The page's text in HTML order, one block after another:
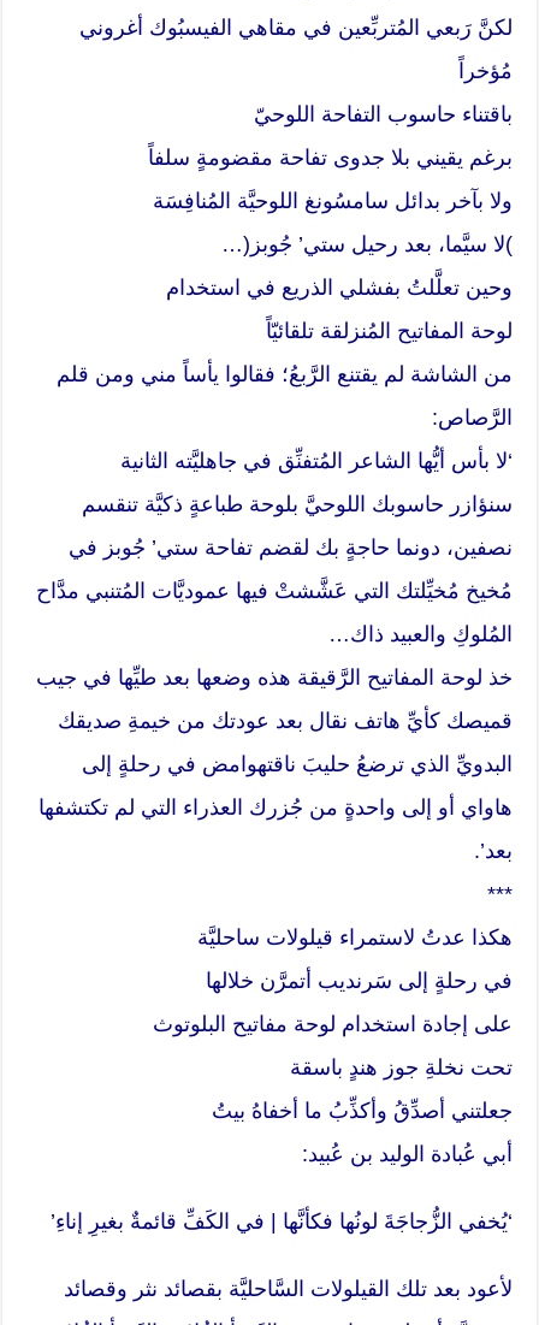
لكنَّ رَبعي المُتربِّعين في مقاهي الفيسبُوك أغروني
مُؤخراً
باقتناء حاسوب التفاحة اللوحيّ
برغم يقيني بلا جدوى تفاحة مقضومةٍ سلفاً
ولا بآخر بدائل سامسُونغ اللوحيَّة المُنافِسَة
)لا سيَّما، بعد رحيل ستي’ جُوبز(…
وحين تعلَّلتُ بفشلي الذريع في استخدام
لوحة المفاتيح المُنزلقة تلقائيّاً
من الشاشة لم يقتنع الرَّبعُ؛ فقالوا يأساً مني ومن قلم
الرَّصاص:
‘لا بأس أيُّها الشاعر المُتفنِّق في جاهليَّته الثانية
سنؤازر حاسوبك اللوحيَّ بلوحة طباعةٍ ذكيَّة تنقسم
نصفين، دونما حاجةٍ بك لقضم تفاحة ستي’ جُوبز في
مُخيخ مُخيِّلتك التي عَشَّشتْ فيها عموديَّات المُتنبي مدَّاح
المُلوكِ والعبيد ذاك…
خذ لوحة المفاتيح الرَّقيقة هذه وضعها بعد طيِّها في جيب
قميصك كأيِّ هاتف نقال بعد عودتك من خيمةِ صديقك
البدويِّ الذي ترضعُ حليبَ ناقتهوامض في رحلةٍ إلى
هاواي أو إلى واحدةٍ من جُزرك العذراء التي لم تكتشفها
بعد’.
***
هكذا عدتُ لاستمراء قيلولات ساحليَّة
في رحلةٍ إلى سَرنديب أتمرَّن خلالها
على إجادة استخدام لوحة مفاتيح البلوتوث
تحت نخلةِ جوز هندٍ باسقة
جعلتني أصدِّقُ وأكذِّبُ ما أخفاهُ بيتُ
أبي عُبادة الوليد بن عُبيد:
‘يُخفي الزُّجاجَةَ لونُها فكأنَّها | في الكَفِّ قائمةٌ بغيرِ إناءِ’
لأعود بعد تلك القيلولات السَّاحليَّة بقصائد نثر وقصائد